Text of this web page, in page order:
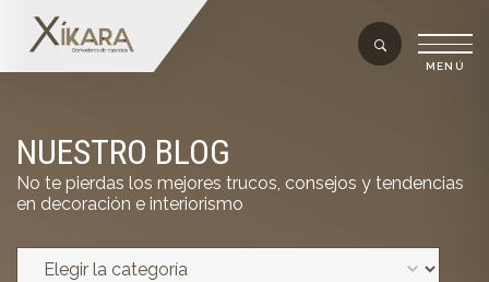
NUESTRO BLOG
No te pierdas los mejores trucos, consejos y tendencias
en decoración e interiorismo